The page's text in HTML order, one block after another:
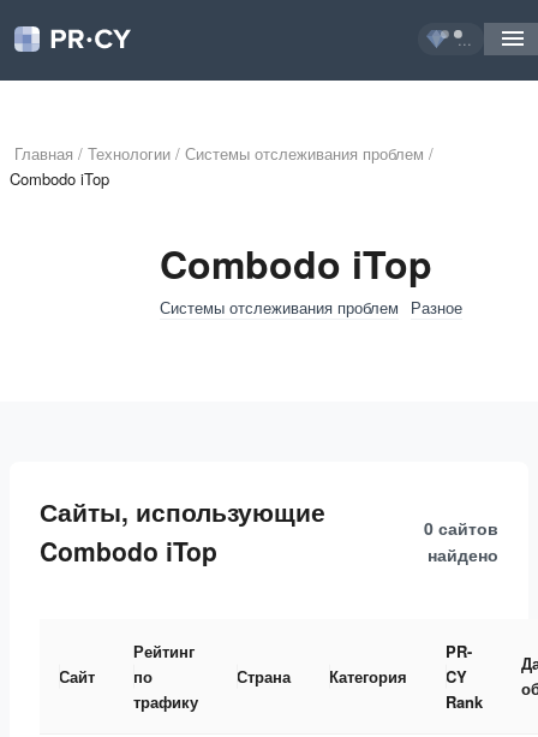
...
Главная / Технологии / Системы отслеживания проблем /
Combodo iTop
Combodo iTop
Системы отслеживания проблем Разное
Сайты, использующие
Combodo iTop
0 сайтов
найдено
Сайт
Рейтинг
по
трафику
Страна Категория
PR-
CY
Rank